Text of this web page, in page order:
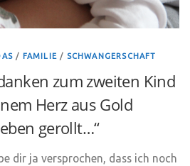
/ FAMILIE / SCHWANGERSCHAFT
zum zweiten Kind
Herz aus Gold
gerollt…“
dir ja versprochen, dass ich noch